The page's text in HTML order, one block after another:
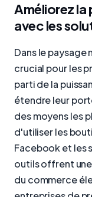
Améliorez
avec les
Dans le paysage
crucial pour les
parti de la
étendre leur
des moyens les
d'utiliser les
Facebook et les
outils offrent
du commerce